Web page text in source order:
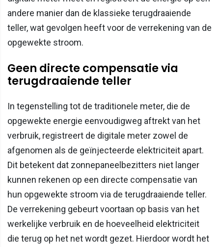
andere manier dan de klassieke terugdraaiende
teller, wat gevolgen heeft voor de verrekening van de
opgewekte stroom.
Geen directe compensatie via
terugdraaiende teller
In tegenstelling tot de traditionele meter, die de
opgewekte energie eenvoudigweg aftrekt van het
verbruik, registreert de digitale meter zowel de
afgenomen als de geïnjecteerde elektriciteit apart.
Dit betekent dat zonnepaneelbezitters niet langer
kunnen rekenen op een directe compensatie van
hun opgewekte stroom via de terugdraaiende teller.
De verrekening gebeurt voortaan op basis van het
werkelijke verbruik en de hoeveelheid elektriciteit
die terug op het net wordt gezet. Hierdoor wordt het